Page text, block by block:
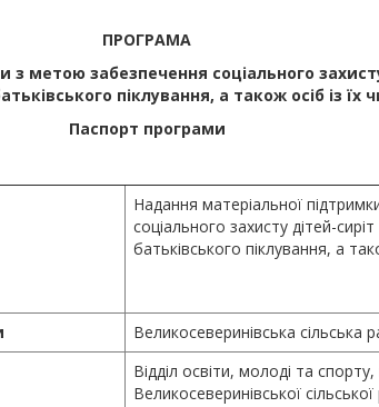
ПРОГРАМА
з метою забезпечення соціального
піклування, а також осіб із їх
Паспорт програми
Надання матеріальної
соціального захисту дітей-
батьківського піклування, а
Великосеверинівська сільська
Відділ освіти, молоді та
Великосеверинівської